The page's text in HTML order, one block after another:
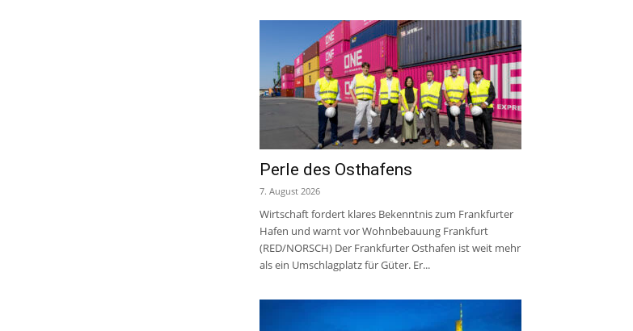
Perle des Osthafens
7. August 2026
Wirtschaft fordert klares Bekenntnis zum Frankfurter
Hafen und warnt vor Wohnbebauung Frankfurt
(RED/NORSCH) Der Frankfurter Osthafen ist weit mehr
als ein Umschlagplatz für Güter. Er...